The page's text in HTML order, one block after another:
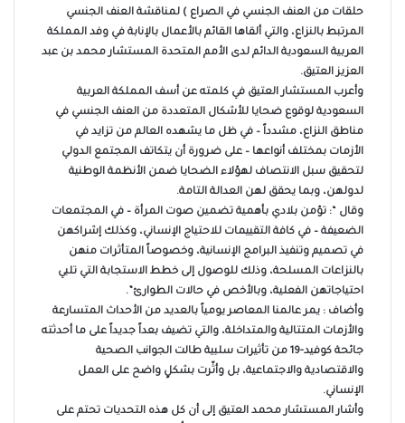
حلقات من العنف الجنسي في الصراع ) لمناقشة العنف الجنسي
المرتبط بالنزاع، والتي ألقاها القائم بالأعمال بالإنابة في وفد المملكة
العربية السعودية الدائم لدى الأمم المتحدة المستشار محمد بن عبد
العزيز العتيق.
وأعرب المستشار العتيق في كلمته عن أسف المملكة العربية
السعودية لوقوع ضحايا للأشكال المتعددة من العنف الجنسي في
مناطق النزاع، مشدداً – في ظل ما يشهده العالم من تزايد في
الأزمات بمختلف أنواعها – على ضرورة أن يتكاتف المجتمع الدولي
لتحقيق سبل الانتصاف لهؤلاء الضحايا ضمن الأنظمة الوطنية
لدولهن، وبما يحقق لهن العدالة التامة.
وقال “: تؤمن بلادي بأهمية تضمين صوت المرأة – في المجتمعات
الضعيفة – في كافة التقييمات للاحتياج الإنساني، وكذلك إشراكهن
في تصميم وتنفيذ البرامج الإنسانية، وخصوصاً المتأثرات منهن
بالنزاعات المسلحة، وذلك للوصول إلى خطط الاستجابة التي تلبي
احتياجاتهن الفعلية، وبالأخص في حالات الطوارئ”.
وأضاف : يمر عالمنا المعاصر يومياً بالعديد من الأحداث المتسارعة
والأزمات المتتالية والمتداخلة، والتي تضيف بعداً جديداً على ما أحدثته
جائحة كوفيد-19 من تأثيرات سلبية طالت الجوانب الصحية
والاقتصادية والاجتماعية، بل وأثّرت بشكلٍ واضح على العمل
الإنساني.
وأشار المستشار محمد العتيق إلى أن كل هذه التحديات تحتم على